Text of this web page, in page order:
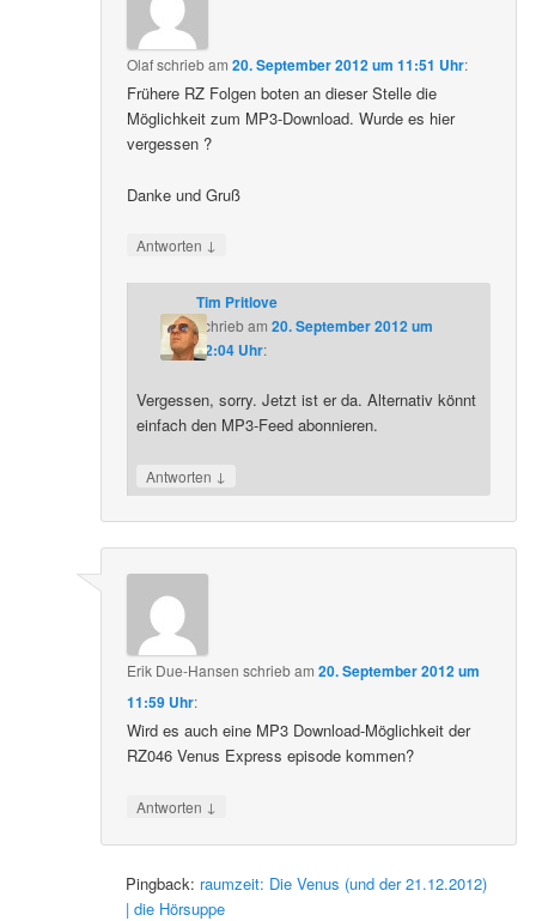
Olafschriebam20. September 2012 um 11:51 Uhr:
Frühere RZ Folgen boten an dieser Stelle die
Möglichkeit zum MP3-Download. Wurde es hier
vergessen ?
Danke und Gruß
Antworten ↓
Tim Pritlove
schriebam 20. September 2012 um
12:04 Uhr:
Vergessen, sorry. Jetzt ist er da. Alternativ könnt
einfach den MP3-Feed abonnieren.
Antworten ↓
Erik Due-Hansen schriebam20. September 2012 um
11:59 Uhr:
Wird es auch eine MP3 Download-Möglichkeit der
RZ046 Venus Express episode kommen?
Antworten ↓
Pingback: raumzeit: Die Venus (und der 21.12.2012)
| die Hörsuppe